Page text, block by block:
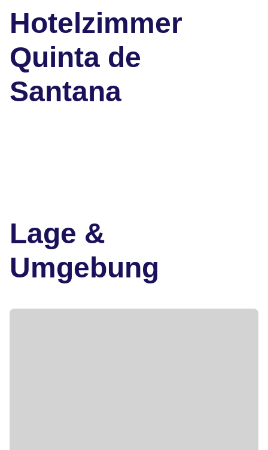
Hotelzimmer
Quinta de
Santana
Lage &
Umgebung